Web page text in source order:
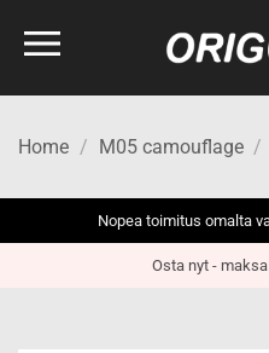
Home / M05 camouflage /
Nopea toimitus omalta
Osta nyt -